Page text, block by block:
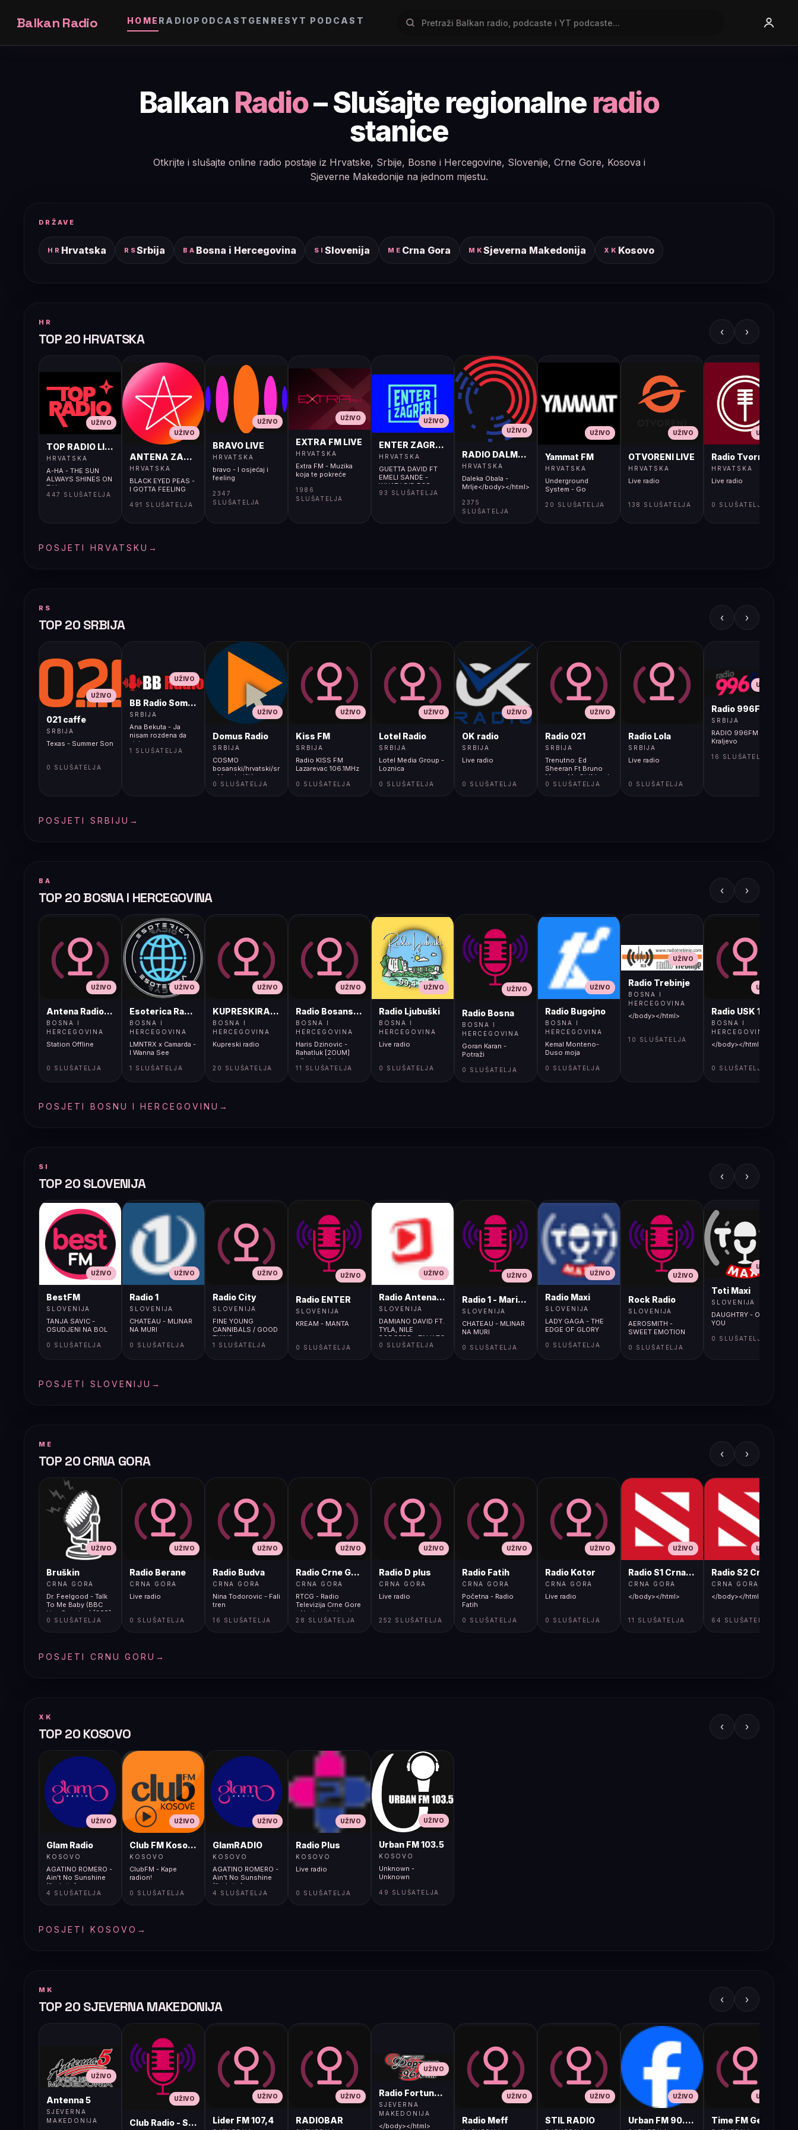
Balkan Radio HOME RADIOPODCAST GENRESYT PODCAST
Balkan Radio– Slušajte regionalne radio
stanice
Otkrijte i slušajte online radio postaje iz Hrvatske, Srbije, Bosne i Hercegovine, Slovenije, Crne Gore, Kosova i
Sjeverne Makedonije na jednom mjestu.
DRŽAVE
HR Hrvatska RSSrbija BA Bosna i Hercegovina SI Slovenija ME Crna Gora MKSjeverna Makedonija XK Kosovo
HR
TOP 20 HRVATSKA ‹ ›
UŽIVO
TOP RADIO LIVE
HRVATSKA
A-HA - THE SUN
ALWAYS SHINES ON
T.V
447 SLUŠATELJA
UŽIVO
ANTENA ZAGREB LIVE
HRVATSKA
BLACK EYED PEAS -
I GOTTA FEELING
491 SLUŠATELJA
UŽIVO
BRAVO LIVE
HRVATSKA
bravo - I osjećaj i
feeling
2347
SLUŠATELJA
UŽIVO
EXTRA FM LIVE
HRVATSKA
Extra FM - Muzika
koja te pokreće
1986
SLUŠATELJA
UŽIVO
ENTER ZAGREB LIVE
HRVATSKA
GUETTA DAVID FT
EMELI SANDE -
WHAT I DID FOR
LOVE
93 SLUŠATELJA
UŽIVO
RADIO DALMACIJA LIVE
HRVATSKA
Daleka Obala -
Mrlje</body></html>
2375
SLUŠATELJA
UŽIVO
Yammat FM
HRVATSKA
Underground
System - Go
20 SLUŠATELJA
UŽIVO
OTVORENI LIVE
HRVATSKA
Live radio
138 SLUŠATELJA
UŽIVO
Radio Tvornica
HRVATSKA
Live radio
0 SLUŠATELJA
POSJETI HRVATSKU →
RS
TOP 20 SRBIJA ‹ ›
UŽIVO
021 caffe
SRBIJA
Texas - Summer Son
0 SLUŠATELJA
UŽIVO
BB Radio Sombor
SRBIJA
Ana Bekuta - Ja
nisam rozdena da
zivim samo
1 SLUŠATELJA
UŽIVO
Domus Radio
SRBIJA
COSMO
bosanski/hrvatski/srpski
- Max Juričić,
legenda s otoka -
0 SLUŠATELJA
UŽIVO
Kiss FM
SRBIJA
Radio KISS FM
Lazarevac 106.1MHz
0 SLUŠATELJA
UŽIVO
Lotel Radio
SRBIJA
Lotel Media Group -
Loznica
0 SLUŠATELJA
UŽIVO
OK radio
SRBIJA
Live radio
0 SLUŠATELJA
UŽIVO
Radio 021
SRBIJA
Trenutno: Ed
Sheeran Ft Bruno
Mars - My Girlfriend
0 SLUŠATELJA
Radio Lola
SRBIJA
Live radio
0 SLUŠATELJA
UŽIVO
Radio 996FM
SRBIJA
RADIO 996FM -
Kraljevo
16 SLUŠATELJA
POSJETI SRBIJU →
BA
TOP 20 BOSNA I HERCEGOVINA ‹ ›
UŽIVO
Antena Radio, Jelah Tešanj
BOSNA I
HERCEGOVINA
Station Offline
0 SLUŠATELJA
UŽIVO
Esoterica Radio S1
BOSNA I
HERCEGOVINA
LMNTRX x Camarda -
I Wanna See
1 SLUŠATELJA
UŽIVO
KUPRESKIRADIO
BOSNA I
HERCEGOVINA
Kupreski radio
20 SLUŠATELJA
UŽIVO
Radio Bosanski Brod
BOSNA I
HERCEGOVINA
Haris Dzinovic -
Rahatluk [2OUM]
</body></html>
11 SLUŠATELJA
UŽIVO
Radio Ljubuški
BOSNA I
HERCEGOVINA
Live radio
0 SLUŠATELJA
UŽIVO
Radio Bosna
BOSNA I
HERCEGOVINA
Goran Karan -
Potraži
0 SLUŠATELJA
UŽIVO
Radio Bugojno
BOSNA I
HERCEGOVINA
Kemal Monteno-
Duso moja
0 SLUŠATELJA
UŽIVO
Radio Trebinje
BOSNA I
HERCEGOVINA
</body></html>
10 SLUŠATELJA
UŽIVO
Radio USK 1
BOSNA I
HERCEGOVINA
</body></html>
0 SLUŠATELJA
POSJETI BOSNU I HERCEGOVINU →
SI
TOP 20 SLOVENIJA ‹ ›
UŽIVO
BestFM
SLOVENIJA
TANJA SAVIC -
OSUDJENI NA BOL
0 SLUŠATELJA
UŽIVO
Radio 1
SLOVENIJA
CHATEAU - MLINAR
NA MURI
0 SLUŠATELJA
UŽIVO
Radio City
SLOVENIJA
FINE YOUNG
CANNIBALS / GOOD
THING
1 SLUŠATELJA
UŽIVO
Radio ENTER
SLOVENIJA
KREAM - MANTA
0 SLUŠATELJA
UŽIVO
Radio Antena (105.2MHz)
SLOVENIJA
DAMIANO DAVID FT.
TYLA, NILE
RODGERS - TALK TO
ME
0 SLUŠATELJA
UŽIVO
Radio 1 - Maribor (107.9MHz)
SLOVENIJA
CHATEAU - MLINAR
NA MURI
0 SLUŠATELJA
UŽIVO
Radio Maxi
SLOVENIJA
LADY GAGA - THE
EDGE OF GLORY
0 SLUŠATELJA
UŽIVO
Rock Radio
SLOVENIJA
AEROSMITH -
SWEET EMOTION
0 SLUŠATELJA
UŽIVO
Toti Maxi
SLOVENIJA
DAUGHTRY - OVER
YOU
0 SLUŠATELJA
POSJETI SLOVENIJU →
ME
TOP 20 CRNA GORA ‹ ›
UŽIVO
Bruškin
CRNA GORA
Dr. Feelgood - Talk
To Me Baby (BBC
Live Session) [3SR]
0 SLUŠATELJA
UŽIVO
Radio Berane
CRNA GORA
Live radio
0 SLUŠATELJA
UŽIVO
Radio Budva
CRNA GORA
Nina Todorovic - Fali
tren
16 SLUŠATELJA
UŽIVO
Radio Crne Gore 1
CRNA GORA
RTCG - Radio
Televizija Crne Gore
- Nacionalni javni
servis
28 SLUŠATELJA
UŽIVO
Radio D plus
CRNA GORA
Live radio
252 SLUŠATELJA
UŽIVO
Radio Fatih
CRNA GORA
Početna - Radio
Fatih
0 SLUŠATELJA
UŽIVO
Radio Kotor
CRNA GORA
Live radio
0 SLUŠATELJA
UŽIVO
Radio S1 Crna Gora
CRNA GORA
</body></html>
11 SLUŠATELJA
UŽIVO
Radio S2 Crna Gora
CRNA GORA
</body></html>
64 SLUŠATELJA
POSJETI CRNU GORU →
XK
TOP 20 KOSOVO ‹ ›
UŽIVO
Glam Radio
KOSOVO
AGATINO ROMERO -
Ain't No Sunshine
(ft. Jette)
4 SLUŠATELJA
UŽIVO
Club FM Kosovë
KOSOVO
ClubFM - Kape
radion!
0 SLUŠATELJA
UŽIVO
GlamRADIO
KOSOVO
AGATINO ROMERO -
Ain't No Sunshine
(ft. Jette)
4 SLUŠATELJA
UŽIVO
Radio Plus
KOSOVO
Live radio
0 SLUŠATELJA
UŽIVO
Urban FM 103.5
KOSOVO
Unknown -
Unknown
49 SLUŠATELJA
POSJETI KOSOVO →
MK
TOP 20 SJEVERNA MAKEDONIJA ‹ ›
UŽIVO
Antenna 5
SJEVERNA
MAKEDONIJA
UŽIVO
Club Radio - Skopje, Mcedonia
UŽIVO
Lider FM 107,4
UŽIVO
RADIOBAR
UŽIVO
Radio Fortuna 96.8 FM
SJEVERNA
MAKEDONIJA
</body></html>
UŽIVO
Radio Meff
UŽIVO
STIL RADIO
UŽIVO
Urban FM 90.8 Skopje
UŽIVO
Time FM Gevgelija